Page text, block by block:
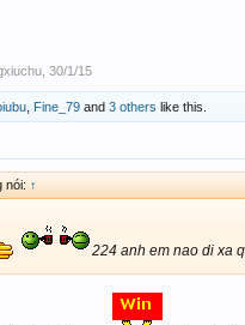
30/1/15
Fine_79 and 3 others like this.
nói: ↑
224 anh em nao di xa